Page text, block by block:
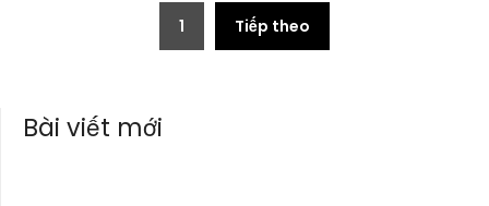
viết
1 Tiếp theo
Bài viết mới